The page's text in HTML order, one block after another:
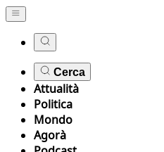
Cerca
Attualità
Politica
Mondo
Agorà